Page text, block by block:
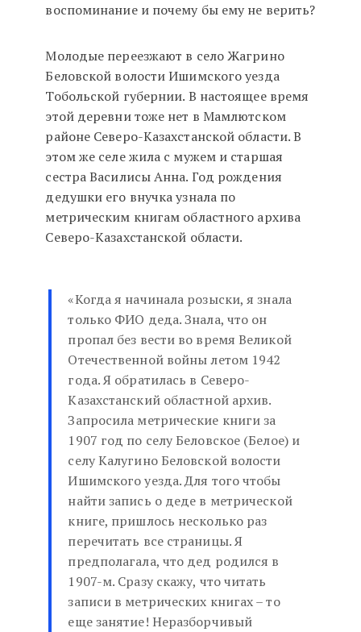
воспоминание и почему бы ему не верить?
Молодые переезжают в село Жагрино
Беловской волости Ишимского уезда
Тобольской губернии. В настоящее время
этой деревни тоже нет в Мамлютском
районе Северо-Казахстанской области. В
этом же селе жила с мужем и старшая
сестра Василисы Анна. Год рождения
дедушки его внучка узнала по
метрическим книгам областного архива
Северо-Казахстанской области.
«Когда я начинала розыски, я знала
только ФИО деда. Знала, что он
пропал без вести во время Великой
Отечественной войны летом 1942
года. Я обратилась в Северо-
Казахстанский областной архив.
Запросила метрические книги за
1907 год по селу Беловское (Белое) и
селу Калугино Беловской волости
Ишимского уезда. Для того чтобы
найти запись о деде в метрической
книге, пришлось несколько раз
перечитать все страницы. Я
предполагала, что дед родился в
1907-м. Сразу скажу, что читать
записи в метрических книгах – то
еще занятие! Неразборчивый